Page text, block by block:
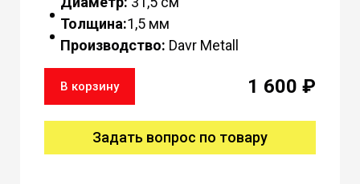
Толщина:1,5 мм
Производство: Davr Metall
В корзину 1 600 ₽
Задать вопрос по товару